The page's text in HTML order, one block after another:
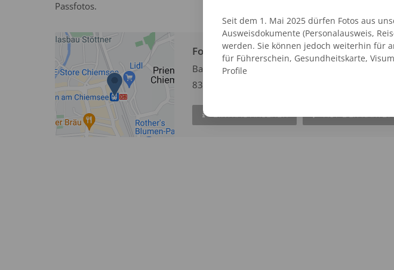
Passfotos.
Fotofix Automat Prien Bahnhof
Bahnhofsplatz
83209 Prien
EINTRAG ANSEHEN AUF DER KARTE
Seit dem 1. Mai 2025 dürfen Fotos aus
Ausweisdokumente (Personalausweis,
werden. Sie können jedoch weiterhin für
für Führerschein, Gesundheitskarte,
Profile